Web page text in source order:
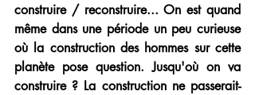
construire / reconstruire... On est quand
même dans une période un peu curieuse
où la construction des hommes sur cette
planète pose question. Jusqu'où on va
construire ? La construction ne passerait-